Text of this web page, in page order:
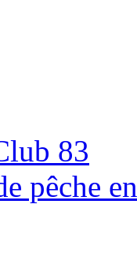
83
pêche